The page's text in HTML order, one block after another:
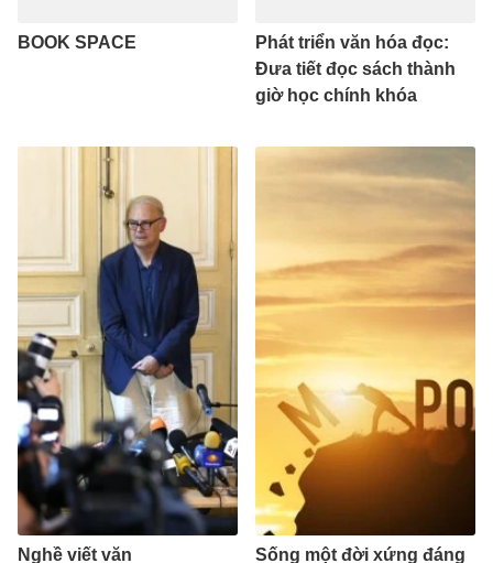
BOOK SPACE
Phát triển văn hóa đọc:
Đưa tiết đọc sách thành
giờ học chính khóa
Nghề viết văn Sống một đời xứng đáng